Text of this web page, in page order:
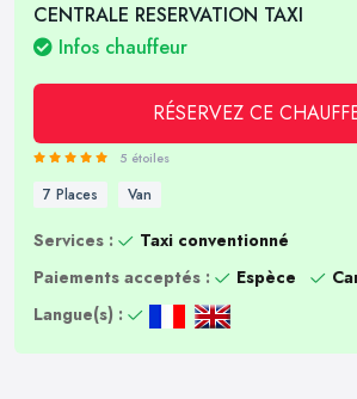
CENTRALE RESERVATION TAXI
Infos chauffeur
RÉSERVEZ CE
5 étoiles
7 Places Van
Services :
Taxi conventionné
Paiements acceptés :
Espèce
Langue(s) :